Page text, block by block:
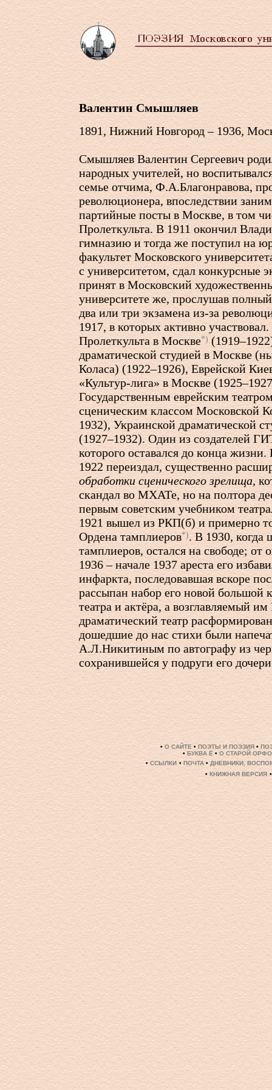
Валентин Смышляев
1891, Нижний Новгород – 1936,
Смышляев Валентин Сергеевич
народных учителей, но
семье отчима, Ф.А.Благонравова,
революционера, впоследствии
партийные посты в Москве, в том
Пролеткульта. В 1911 окончил
гимназию и тогда же поступил на
факультет Московского
с университетом, сдал конкурсные
принят в Московский
университете же, прослушав
два или три экзамена из-за
1917, в которых активно
Пролеткульта в Москве*)
драматической студией в Москве
Коласа) (1922–1926), Еврейской
«Культур-лига» в Москве
Государственным еврейским
сценическим классом Московской
1932), Украинской драматической
(1927–1932). Один из создателей
которого оставался до конца
1922 переиздал, существенно
обработки сценического зрелища,
скандал во МХАТе, но на полтора
первым советским учебником
1921 вышел из РКП(б) и примерно
Ордена тамплиеров*). В 1930, когда
тамплиеров, остался на свободе; от
1936 – начале 1937 ареста его
инфаркта, последовавшая вскоре
рассыпан набор его новой большой
театра и актёра, а возглавляемый
драматический театр
дошедшие до нас стихи были
А.Л.Никитиным по автографу из
сохранившейся у подруги его